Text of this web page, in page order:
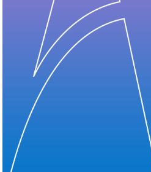
Contact
Contact